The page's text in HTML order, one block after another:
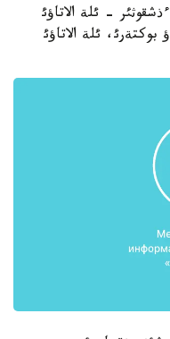
- ءذشقوثئر - ئلة الاتاؤئ
ئلة الاتاؤئ